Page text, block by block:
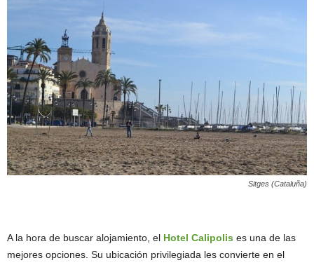
Sitges (Cataluña)
A la hora de buscar alojamiento, el Hotel Calipolis es una de las
mejores opciones. Su ubicación privilegiada les convierte en el